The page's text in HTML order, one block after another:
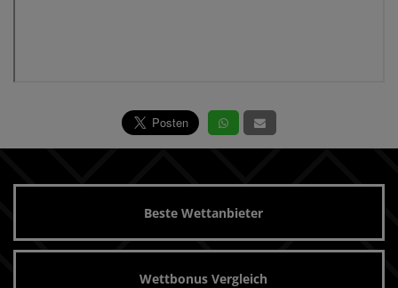
Beste Wettanbieter
Wettbonus Vergleich